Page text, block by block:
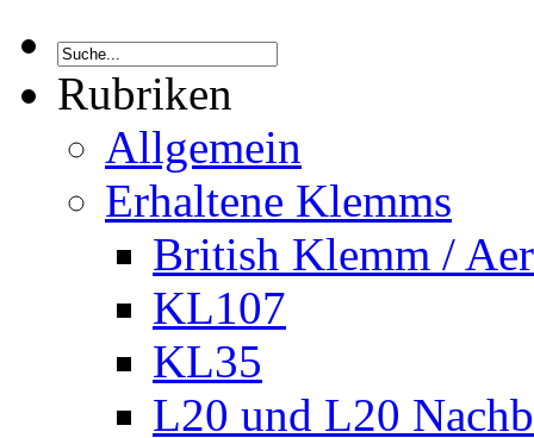
Rubriken
Allgemein
Erhaltene Klemms
British Klemm /
KL107
KL35
L20 und L20